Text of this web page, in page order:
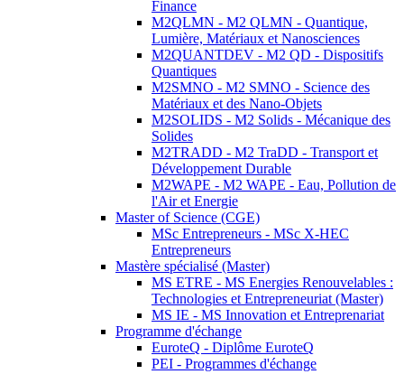
Finance
M2QLMN - M2 QLMN - Quantique,
Lumière, Matériaux et Nanosciences
M2QUANTDEV - M2 QD - Dispositifs
Quantiques
M2SMNO - M2 SMNO - Science des
Matériaux et des Nano-Objets
M2SOLIDS - M2 Solids - Mécanique des
Solides
M2TRADD - M2 TraDD - Transport et
Développement Durable
M2WAPE - M2 WAPE - Eau, Pollution de
l'Air et Energie
Master of Science (CGE)
MSc Entrepreneurs - MSc X-HEC
Entrepreneurs
Mastère spécialisé (Master)
MS ETRE - MS Energies Renouvelables :
Technologies et Entrepreneuriat (Master)
MS IE - MS Innovation et Entreprenariat
Programme d'échange
EuroteQ - Diplôme EuroteQ
PEI - Programmes d'échange